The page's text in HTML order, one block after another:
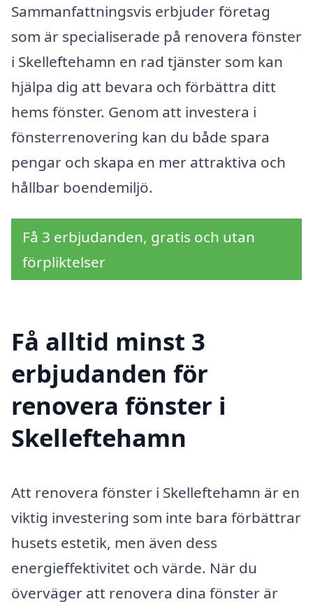
Sammanfattningsvis erbjuder företag
som är specialiserade på renovera fönster
i Skelleftehamn en rad tjänster som kan
hjälpa dig att bevara och förbättra ditt
hems fönster. Genom att investera i
fönsterrenovering kan du både spara
pengar och skapa en mer attraktiva och
hållbar boendemiljö.
Få 3 erbjudanden, gratis och utan
förpliktelser
Få alltid minst 3
erbjudanden för
renovera fönster i
Skelleftehamn
Att renovera fönster i Skelleftehamn är en
viktig investering som inte bara förbättrar
husets estetik, men även dess
energieffektivitet och värde. När du
överväger att renovera dina fönster är